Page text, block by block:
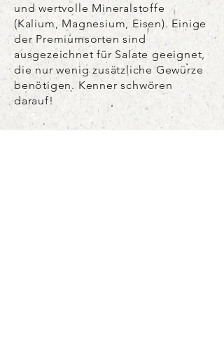
und wertvolle Mineralstoffe
(Kalium, Magnesium, Eisen). Einige
der Premiumsorten sind
ausgezeichnet für Salate geeignet,
die nur wenig zusätzliche Gewürze
benötigen. Kenner schwören
darauf!